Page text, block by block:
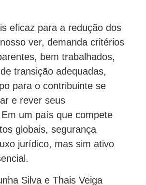
eficaz para a redução dos
ver, demanda critérios
bem trabalhados,
transição adequadas,
para o contribuinte se
e rever seus
um país que compete
globais, segurança
jurídico, mas sim ativo
Silva e Thais Veiga